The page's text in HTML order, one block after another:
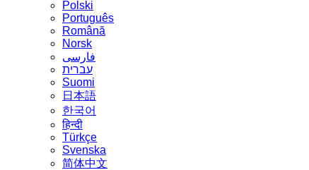
Polski
Português
Română
Norsk
فارسی
עברית
Suomi
日本語
한국어
हिन्दी
Türkçe
Svenska
简体中文